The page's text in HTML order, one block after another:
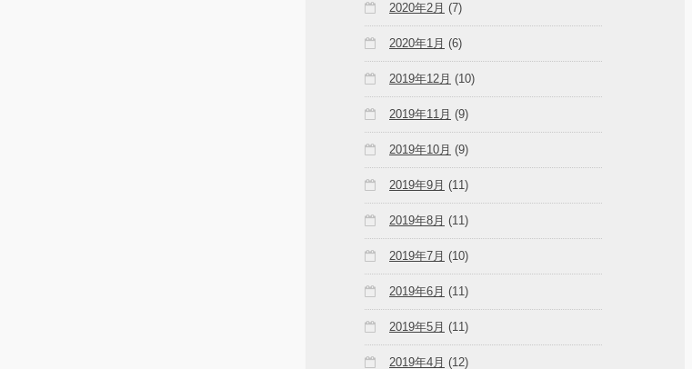
2020年2月 (7)
2020年1月 (6)
2019年12月 (10)
2019年11月 (9)
2019年10月 (9)
2019年9月 (11)
2019年8月 (11)
2019年7月 (10)
2019年6月 (11)
2019年5月 (11)
2019年4月 (12)